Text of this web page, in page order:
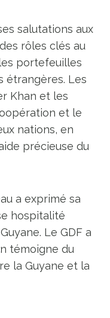
salutations aux
rôles clés au
portefeuilles
étrangères. Les
Khan et les
et le
nations, en
précieuse du
a exprimé sa
hospitalité
Le GDF a
témoigne du
la Guyane et la